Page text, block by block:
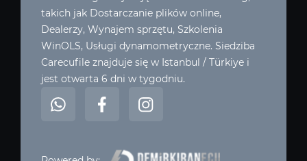
takich jak Dostarczanie plików online,
Dealerzy, Wynajem sprzętu, Szkolenia
WinOLS, Usługi dynamometryczne. Siedziba
Carecufile znajduje się w Istanbul / Türkiye i
jest otwarta 6 dni w tygodniu.